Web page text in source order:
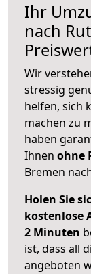
Ihr
nach
Wir
stressig
helfen, sich
machen zu
haben
Ihnen ohne
Bremen
Holen Sie
kostenlose
2 Minuten
ist, dass all
angeboten